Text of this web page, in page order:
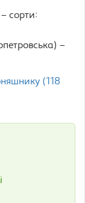
сорти:
–
(118